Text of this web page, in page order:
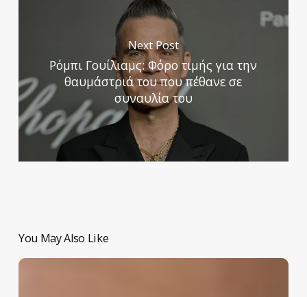
Next Post
Ρόμπι Γουίλιαμς: Φόρο τιμής για την
θαυμάστριά του που πέθανε σε
συναυλία του
You May Also Like